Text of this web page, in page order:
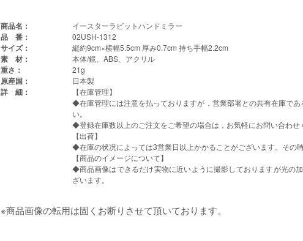
商品名： イースターラビットハンドミラー
品 番： 02USH-1312
サイズ： 縦約9cm×横幅5.5cm 厚み0.7cm 持ち手幅2.2cm
素 材： 本体/鏡、ABS、アクリル
重さ： 21g
原産国： 日本製
詳 細：
【在庫管理】
◆在庫管理には注意を払っておりますが，営業部署との共有在庫で
い。
◆登録在庫数以上のご注文をご希望の場合は，お気軽にお問い合わせ
【出荷】
◆在庫の状况によっては3営業日以上かかることがございます。その
【商品のイメージについて】
◆商品画像はできるだけ実物に近いように撮影しておりますが光の
ざいます。
※商品画像の転用は固くお断りさせて頂いております。